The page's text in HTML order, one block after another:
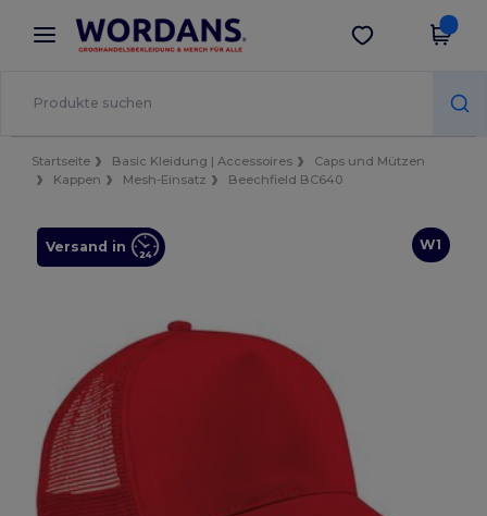
× Wordans App
Bessere Preise in der App!
App holen
Startseite Basic Kleidung | Accessoires
Caps und Mützen
Kappen
Mesh-Einsatz Beechfield BC640
W1
Versand in